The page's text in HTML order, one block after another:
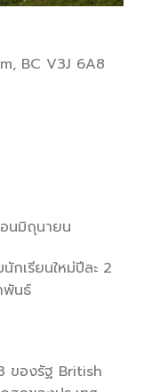
BC V3J 6A8
นมิถุนายน
เรียนใหม่ปีละ 2
พันธ์
ของรัฐ British